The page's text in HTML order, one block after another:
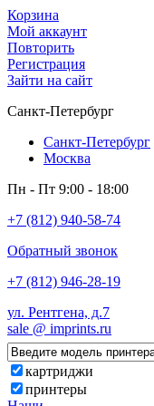
Корзина
Мой аккаунт
Повторить
Регистрация
Зайти на сайт
Санкт-Петербург
Санкт-Петербург
Москва
Пн - Пт 9:00 - 18:00
+7 (812) 940-58-74
Обратный звонок
+7 (812) 946-28-19
ул. Рентгена, д.7
sale @ imprints.ru
картриджи
принтеры